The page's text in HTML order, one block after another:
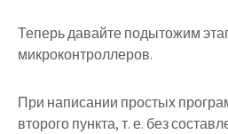
Теперь давайте подытожим
микроконтроллеров.
При написании простых
второго пункта, т. е. без